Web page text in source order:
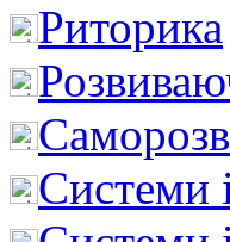
Риторика
Системи